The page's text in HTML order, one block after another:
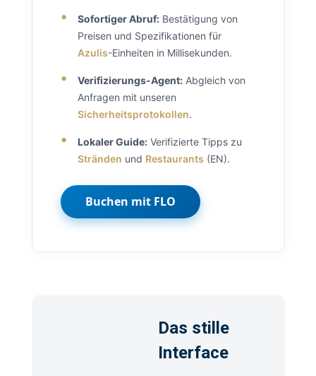
• Sofortiger Abruf:Bestätigung von
Preisen und Spezifikationen für
Azulis-Einheiten in Millisekunden.
• Verifizierungs-Agent:Abgleich von
Anfragen mit unseren
Sicherheitsprotokollen.
• Lokaler Guide:Verifizierte Tipps zu
Stränden und Restaurants (EN).
Buchen mit FLO
Das stille
Interface